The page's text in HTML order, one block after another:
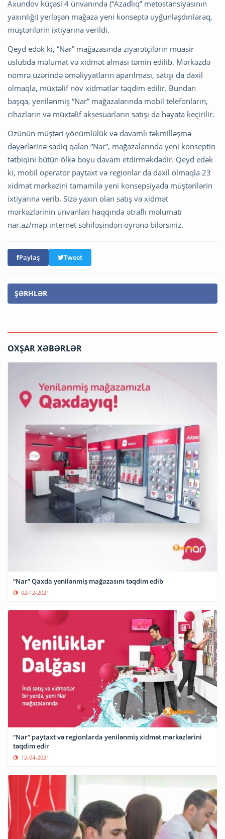
Axundov küçəsi 4 ünvanında (“Azadlıq” metostansiyasının
yaxınlığı) yerləşən mağaza yeni konseptə uyğunlaşdırılaraq,
müştərilərin ixtiyarına verildi.
Qeyd edək ki, “Nar” mağazasında ziyarətçilərin müasir
üslubda məlumat və xidmət alması təmin edilib. Mərkəzdə
nömrə üzərində əməliyyatların aparılması, satışı da daxil
olmaqla, müxtəlif növ xidmətlər təqdim edilir. Bundan
başqa, yenilənmiş “Nar” mağazalarında mobil telefonların,
cihazların və müxtəlif aksesuarların satışı da həyata keçirilir.
Özünün müştəri yönümlülük və davamlı təkmilləşmə
dəyərlərinə sadiq qalan “Nar”, mağazalarında yeni konseptin
tətbiqini bütün ölkə boyu davam etdirməkdədir. Qeyd edək
ki, mobil operator paytaxt və regionlar da daxil olmaqla 23
xidmət mərkəzini tamamilə yeni konsepsiyada müştərilərin
ixtiyarına verib. Sizə yaxın olan satış və xidmət
mərkəzlərinin ünvanları haqqında ətraflı məlumatı
nar.az/map internet səhifəsindən öyrənə bilərsiniz.
Paylaş Tweet
ŞƏRHLƏR
OXŞAR XƏBƏRLƏR
“Nar” Qaxda yenilənmiş mağazasını təqdim edib
02-12-2021
“Nar” paytaxt və regionlarda yenilənmiş xidmət mərkəzlərini
təqdim edir
12-04-2021